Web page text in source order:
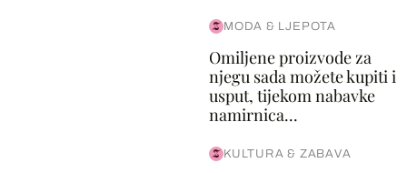
MODA & LJEPOTA
Omiljene proizvode za
njegu sada možete kupiti i
usput, tijekom nabavke
namirnica...
KULTURA & ZABAVA